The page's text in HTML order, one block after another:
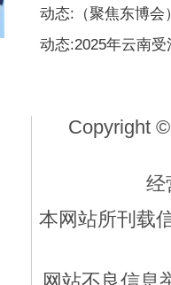
动态:（聚焦东博会
动态:2025年云南
Copyright
经
本网站所刊载